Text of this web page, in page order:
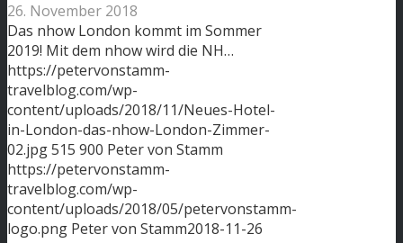
26. November 2018
Das nhow London kommt im Sommer
2019! Mit dem nhow wird die NH…
https://petervonstamm-
travelblog.com/wp-
content/uploads/2018/11/Neues-Hotel-
in-London-das-nhow-London-Zimmer-
02.jpg515 900 Peter von Stamm
https://petervonstamm-
travelblog.com/wp-
content/uploads/2018/05/petervonstamm-
logo.png Peter von Stamm2018-11-26